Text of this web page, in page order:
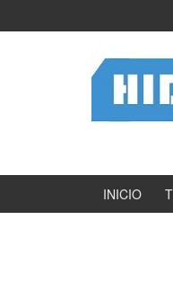
INICIO